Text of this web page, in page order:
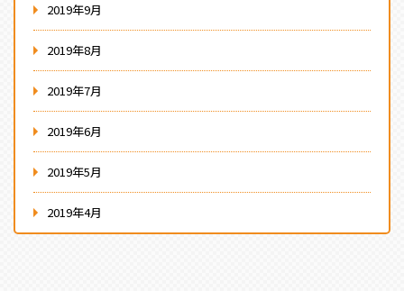
2019年9月
2019年8月
2019年7月
2019年6月
2019年5月
2019年4月